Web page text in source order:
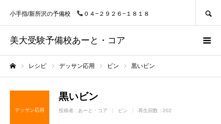
美大受験予備校あーと・コア
小手指/新所沢の予備校 ０４−２９２６−１８１８
レシピ デッサン応用 ビン 黒いビン
デッサン応用
黒いビン
投稿者 : あーと・コア ビン 再生回数：202